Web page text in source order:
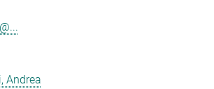
Andrea